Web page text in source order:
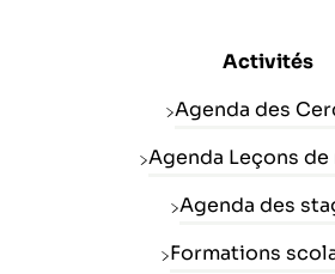
Activités
Agenda des
Agenda Leçons de
Agenda des
Formations